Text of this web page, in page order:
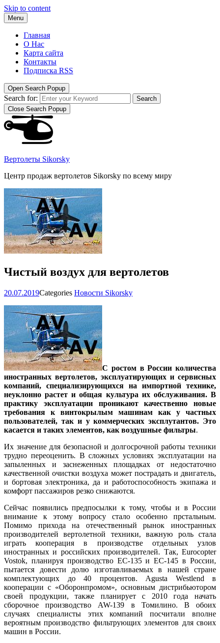
Skip to content
Menu
Главная
О Нас
Карта сайта
Контакты
Подписка RSS
Open Search Popup
Search for:
Search
Close Search Popup
Вертолеты Sikorsky
Центр продаж вертолетов Sikorsky по всему миру
Чистый воздух для вертолетов
20.07.2019Categories Новости Sikorsky
С ростом в России количества
иностранных вертолетов, эксплуатирующих и сервисных
компаний, специализирующихся на импортной технике,
неуклонно растет и общая культура их обслуживания. В
практику эксплуатации проникают качественно новые
требования к винтокрылым машинам как у частных
пользователей, так и у коммерческих эксплутантов. Это
касается и таких элементов, как воздушные фильтры.
Их значение для безопасной и долгосрочной работы техники
трудно переоценить. В сложных условиях эксплуатации на
запыленных и заснеженных площадках от недостаточно
качественной очистки воздуха может пострадать и двигатель,
и бортовая электроника, да и работоспособность экипажа и
комфорт пассажиров резко снижаются.
Сейчас появились предпосылки к тому, чтобы и в России
внимание к этому вопросу стало особенно прстальным.
Помимо прихода на отечественный рынок иностранных
производителей вертолетной техники, важную роль стала
играть кооперация в производстве отдельных узлов
иностранных и российских производителей. Так, Eurocopter
Vostok, планируя производство EC-135 и EC-145 в России,
пытается довести долю изготавливаемых в нашей стране
комплектующих до 40 процентов. Agusta Westlend в
кооперации с «Оборонпромом», основным дистрибьютором
своей продукции, также планирует с 2010 года начать
сборочное производство AW-139 в Томилино. В обоих
случаях специалисты этих компаний посчитали вполне
вероятным производство фильтрующих элементов для своих
машин в России.